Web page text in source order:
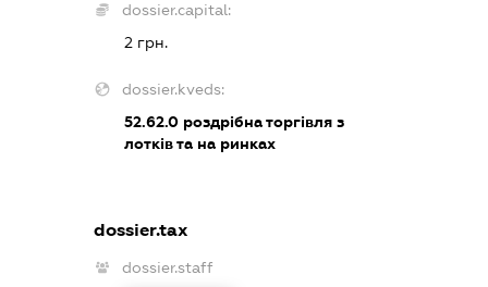
dossier.capital:
2 грн.
dossier.kveds:
52.62.0роздрібна торгівля з
лотків та на ринках
dossier.tax
dossier.staff